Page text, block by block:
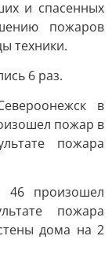
и спасенных
пожаров
техники.
6 раз.
в
пожар в
пожара
46 произошел
пожара
дома на 2